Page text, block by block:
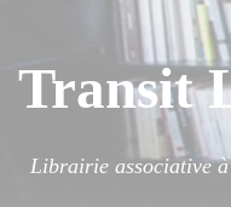
Transit
Librairie associative